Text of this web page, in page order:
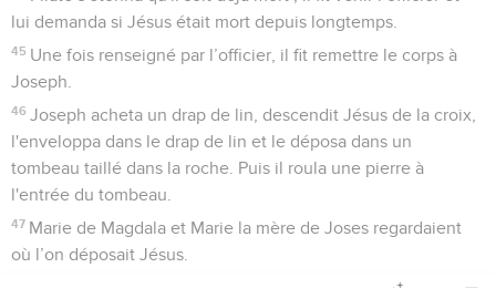
lui demanda si Jésus était mort depuis longtemps.
45 Une fois renseigné par l’officier, il fit remettre le corps à
Joseph.
46 Joseph acheta un drap de lin, descendit Jésus de la croix,
l'enveloppa dans le drap de lin et le déposa dans un
tombeau taillé dans la roche. Puis il roula une pierre à
l'entrée du tombeau.
47 Marie de Magdala et Marie la mère de Joses regardaient
où l’on déposait Jésus.